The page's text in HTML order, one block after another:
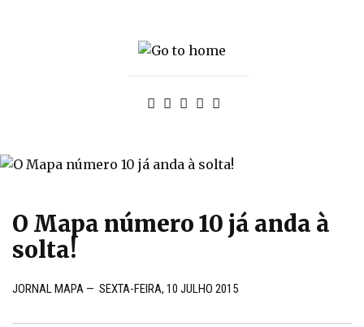
O Mapa número 10 já anda à
solta!
JORNAL MAPA — SEXTA-FEIRA, 10 JULHO 2015